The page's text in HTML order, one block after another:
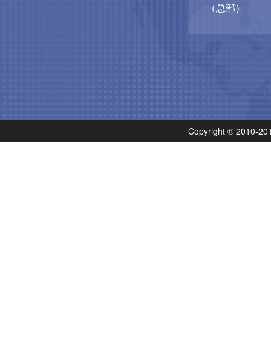
（总部）
Copyright © 2010-